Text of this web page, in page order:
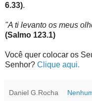
6.33).
"A ti levanto os meus
(Salmo 123.1)
Você quer colocar os
Senhor? Clique aqui.
Daniel G.Rocha